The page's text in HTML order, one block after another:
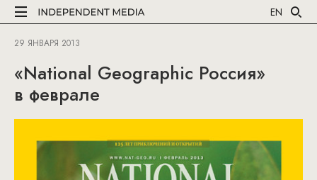
EN
29 ЯНВАРЯ 2013
«National Geographic Россия»
в феврале